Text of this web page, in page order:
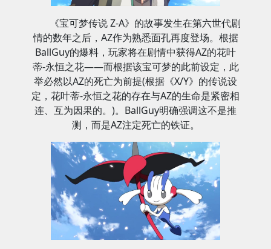
《宝可梦传说 Z-A》的故事发生在第六世代剧
情的数年之后，AZ作为熟悉面孔再度登场。根据
BallGuy的爆料，玩家将在剧情中获得AZ的花叶
蒂-永恒之花——而根据该宝可梦的此前设定，此
举必然以AZ的死亡为前提(根据《X/Y》的传说设
定，花叶蒂-永恒之花的存在与AZ的生命是紧密相
连、互为因果的。)。BallGuy明确强调这不是推
测，而是AZ注定死亡的铁证。